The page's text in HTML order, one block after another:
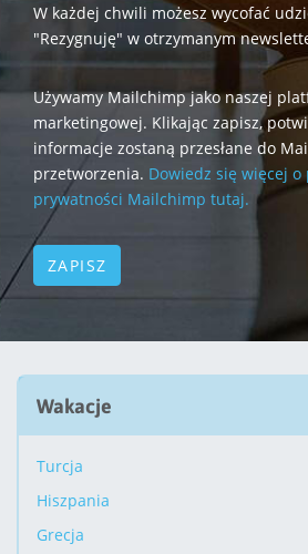
W każdej chwili możesz wycofać
"Rezygnuję" w otrzymanym
Używamy Mailchimp jako naszej
marketingowej. Klikając zapisz,
informacje zostaną przesłane do
przetworzenia. Dowiedz się więcej o
prywatności Mailchimp tutaj.
Wakacje
Turcja
Hiszpania
Grecja